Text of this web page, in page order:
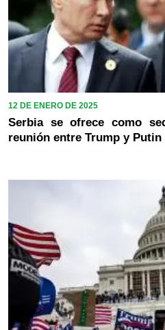
12 DE ENERO DE 2025
Serbia se ofrece como
reunión entre Trump y Putin